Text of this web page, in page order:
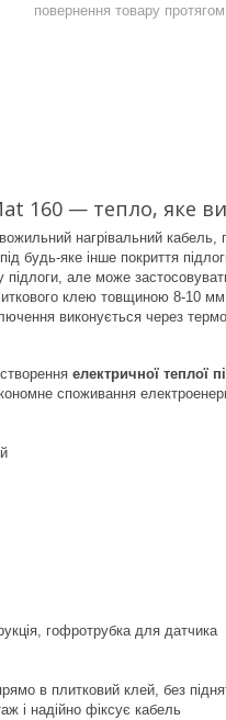
повернення товару
160 — тепло, яке
нагрівальний
будь-яке інше покриття
підлоги, але може
клею товщиною 8-10
виконується через
електричної теплої
споживання
гофротрубка для датчика
в плитковий клей, без
і надійно фіксує кабель